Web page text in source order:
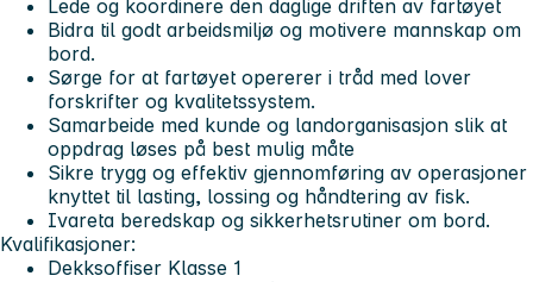
Lede og koordinere den daglige driften av fartøyet
Bidra til godt arbeidsmiljø og motivere mannskap om
bord.
Sørge for at fartøyet opererer i tråd med lover
forskrifter og kvalitetssystem.
Samarbeide med kunde og landorganisasjon slik at
oppdrag løses på best mulig måte
Sikre trygg og effektiv gjennomføring av operasjoner
knyttet til lasting, lossing og håndtering av fisk.
Ivareta beredskap og sikkerhetsrutiner om bord.
Kvalifikasjoner:
Dekksoffiser Klasse 1